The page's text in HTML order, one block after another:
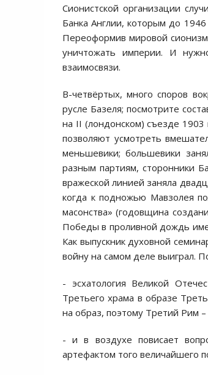
Сионистской организации
Банка Англии, которым до
Переоформив мировой
уничтожать империи. И
взаимосвязи.
В-четвёртых, много споров
русле Базеля; посмотрите
на II (лондонском) съезде 1903
позволяют усмотреть
меньшевики; большевики
разным партиям, сторонники
вражеской линией заняла
когда к подножью Мавзолея
масонства» (годовщина
Победы в проливной дождь
Как выпускник духовной
войну на самом деле выиграл.
- эсхатология Великой
Третьего храма в образе
на образ, поэтому Третий Рим
- и в воздухе повисает
артефактом того величайшего